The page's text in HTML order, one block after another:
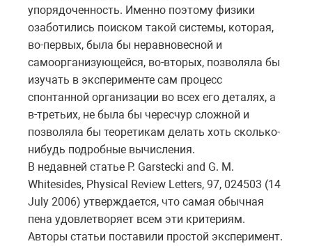
упорядоченность. Именно поэтому физики
озаботились поиском такой системы, которая,
во-первых, была бы неравновесной и
самоорганизующейся, во-вторых, позволяла бы
изучать в эксперименте сам процесс
спонтанной организации во всех его деталях, а
в-третьих, не была бы чересчур сложной и
позволяла бы теоретикам делать хоть сколько-
нибудь подробные вычисления.
В недавней статье P. Garstecki and G. M.
Whitesides, Physical Review Letters, 97, 024503 (14
July 2006) утверждается, что самая обычная
пена удовлетворяет всем эти критериям.
Авторы статьи поставили простой эксперимент.